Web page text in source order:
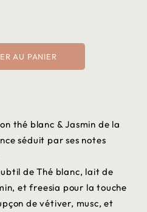
AU PANIER
thé blanc & Jasmin de la
séduit par ses notes
de Thé blanc, lait de
et freesia pour la touche
de vétiver, musc, et